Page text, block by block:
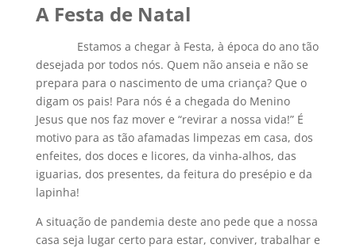
A Festa de Natal
Estamos a chegar à Festa, à época do ano tão
desejada por todos nós. Quem não anseia e não se
prepara para o nascimento de uma criança? Que o
digam os pais! Para nós é a chegada do Menino
Jesus que nos faz mover e “revirar a nossa vida!” É
motivo para as tão afamadas limpezas em casa, dos
enfeites, dos doces e licores, da vinha-alhos, das
iguarias, dos presentes, da feitura do presépio e da
lapinha!
A situação de pandemia deste ano pede que a nossa
casa seja lugar certo para estar, conviver, trabalhar e